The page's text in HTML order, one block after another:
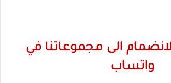
الى مجموعاتنا في
واتساب